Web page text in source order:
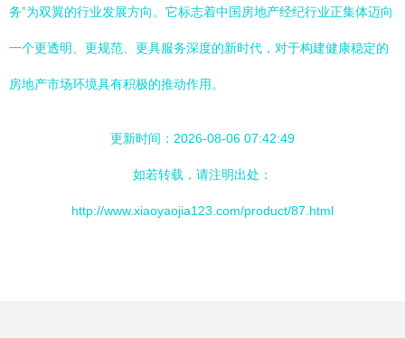
务”为双翼的行业发展方向。它标志着中国房地产经纪行业正集体迈向
一个更透明、更规范、更具服务深度的新时代，对于构建健康稳定的
房地产市场环境具有积极的推动作用。
更新时间：2026-08-06 07:42:49
如若转载，请注明出处：
http://www.xiaoyaojia123.com/product/87.html